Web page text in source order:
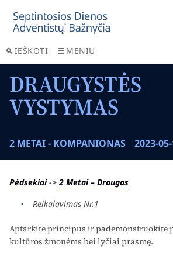
IEŠKOTI MENIU
DRAUGYSTĖS
VYSTYMAS
2 METAI - KOMPANIONAS 2023-
Pėdsekiai-> 2 Metai – Draugas
Reikalavimas Nr.1
Aptarkite principus ir pademonstruokite
kultūros žmonėms bei lyčiai prasmę.